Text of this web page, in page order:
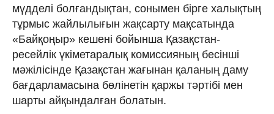
мүдделі болған­дықтан, сонымен бірге халықтың
тұрмыс жайлылығын жақсарту мақса­тында
«Байқоңыр» кешені бойынша Қазақстан-
ресейлік үкіметаралық комис­сияның бесінші
мәжілісінде Қазақстан жағынан қаланың даму
бағдарламасына бөлінетін қаржы тәртібі мен
шарты айқындалған болатын.